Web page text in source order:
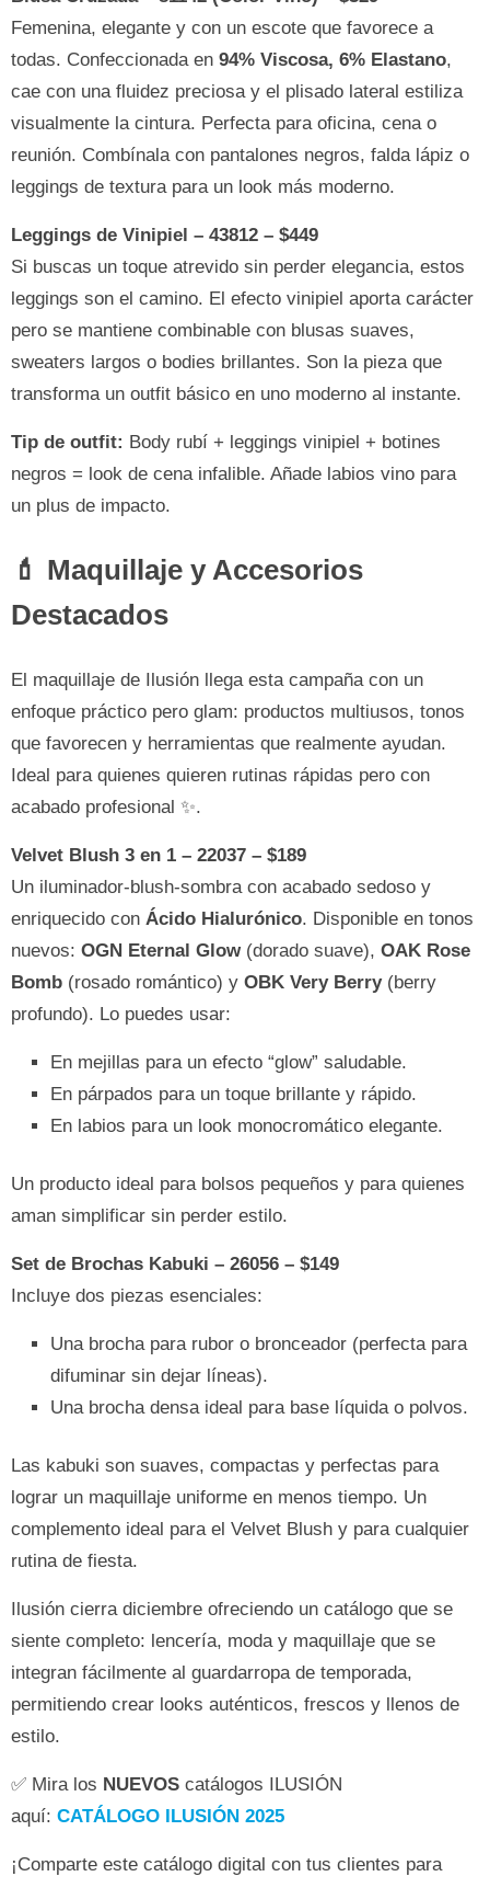
Femenina, elegante y con un escote que favorece a
todas. Confeccionada en 94% Viscosa, 6% Elastano,
cae con una fluidez preciosa y el plisado lateral estiliza
visualmente la cintura. Perfecta para oficina, cena o
reunión. Combínala con pantalones negros, falda lápiz o
leggings de textura para un look más moderno.
Leggings de Vinipiel – 43812 – $449
Si buscas un toque atrevido sin perder elegancia, estos
leggings son el camino. El efecto vinipiel aporta carácter
pero se mantiene combinable con blusas suaves,
sweaters largos o bodies brillantes. Son la pieza que
transforma un outfit básico en uno moderno al instante.
Tip de outfit: Body rubí + leggings vinipiel + botines
negros = look de cena infalible. Añade labios vino para
un plus de impacto.
💄 Maquillaje y Accesorios
Destacados
El maquillaje de Ilusión llega esta campaña con un
enfoque práctico pero glam: productos multiusos, tonos
que favorecen y herramientas que realmente ayudan.
Ideal para quienes quieren rutinas rápidas pero con
acabado profesional ✨.
Velvet Blush 3 en 1 – 22037 – $189
Un iluminador-blush-sombra con acabado sedoso y
enriquecido con Ácido Hialurónico. Disponible en tonos
nuevos: OGN Eternal Glow (dorado suave), OAK Rose
Bomb (rosado romántico) y OBK Very Berry(berry
profundo). Lo puedes usar:
En mejillas para un efecto “glow” saludable.
En párpados para un toque brillante y rápido.
En labios para un look monocromático elegante.
Un producto ideal para bolsos pequeños y para quienes
aman simplificar sin perder estilo.
Set de Brochas Kabuki – 26056 – $149
Incluye dos piezas esenciales:
Una brocha para rubor o bronceador (perfecta para
difuminar sin dejar líneas).
Una brocha densa ideal para base líquida o polvos.
Las kabuki son suaves, compactas y perfectas para
lograr un maquillaje uniforme en menos tiempo. Un
complemento ideal para el Velvet Blush y para cualquier
rutina de fiesta.
Ilusión cierra diciembre ofreciendo un catálogo que se
siente completo: lencería, moda y maquillaje que se
integran fácilmente al guardarropa de temporada,
permitiendo crear looks auténticos, frescos y llenos de
estilo.
✅ Mira los NUEVOS catálogos ILUSIÓN
aquí: CATÁLOGO ILUSIÓN 2025
¡Comparte este catálogo digital con tus clientes para